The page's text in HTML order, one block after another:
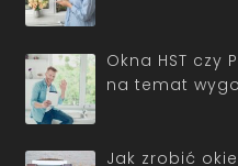
Okna HST czy
na temat
Jak zrobić